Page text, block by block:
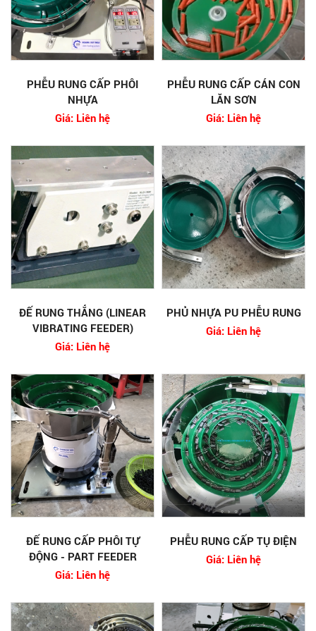
PHỄU RUNG CẤP PHÔI
NHỰA
Giá: Liên hệ
PHỄU RUNG CẤP CÁN CON
LĂN SƠN
Giá: Liên hệ
ĐẾ RUNG THẲNG (LINEAR
VIBRATING FEEDER)
Giá: Liên hệ
PHỦ NHỰA PU PHỄU RUNG
Giá: Liên hệ
ĐẾ RUNG CẤP PHÔI TỰ
ĐỘNG - PART FEEDER
Giá: Liên hệ
PHỄU RUNG CẤP TỤ ĐIỆN
Giá: Liên hệ